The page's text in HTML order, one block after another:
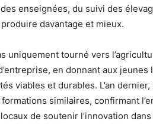
enseignées, du suivi des
davantage et mieux.
uniquement tourné vers
en donnant aux
viables et durables. L’an
similaires, confirmant
de soutenir l’innovation